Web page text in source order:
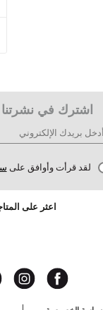
اشترك في نشرتنا
لقد قرأت وأوافق على
اعثر على